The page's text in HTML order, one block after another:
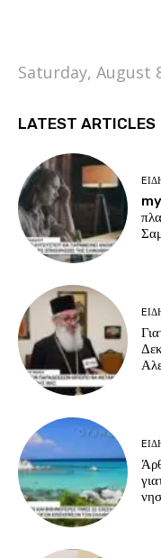
Saturday, August
LATEST ARTICLES